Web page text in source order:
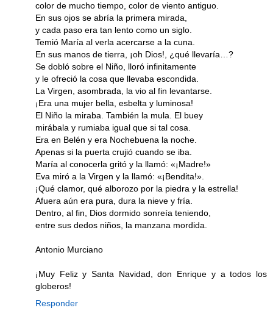
color de mucho tiempo, color de viento antiguo.
En sus ojos se abría la primera mirada,
y cada paso era tan lento como un siglo.
Temió María al verla acercarse a la cuna.
En sus manos de tierra, ¡oh Dios!, ¿qué llevaría…?
Se dobló sobre el Niño, lloró infinitamente
y le ofreció la cosa que llevaba escondida.
La Virgen, asombrada, la vio al fin levantarse.
¡Era una mujer bella, esbelta y luminosa!
El Niño la miraba. También la mula. El buey
mirábala y rumiaba igual que si tal cosa.
Era en Belén y era Nochebuena la noche.
Apenas si la puerta crujió cuando se iba.
María al conocerla gritó y la llamó: «¡Madre!»
Eva miró a la Virgen y la llamó: «¡Bendita!».
¡Qué clamor, qué alborozo por la piedra y la estrella!
Afuera aún era pura, dura la nieve y fría.
Dentro, al fin, Dios dormido sonreía teniendo,
entre sus dedos niños, la manzana mordida.
Antonio Murciano
¡Muy Feliz y Santa Navidad, don Enrique y a todos los
globeros!
Responder